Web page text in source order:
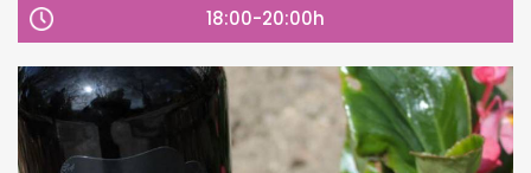
18:00-20:00h